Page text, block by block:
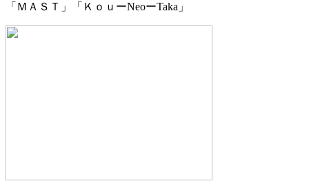
「ＭＡＳＴ」「ＫｏｕーNeoーTaka」